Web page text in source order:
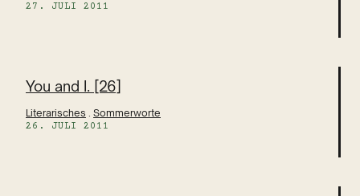
27. JULI 2011
You and I. [26]
Literarisches Sommerworte
26. JULI 2011